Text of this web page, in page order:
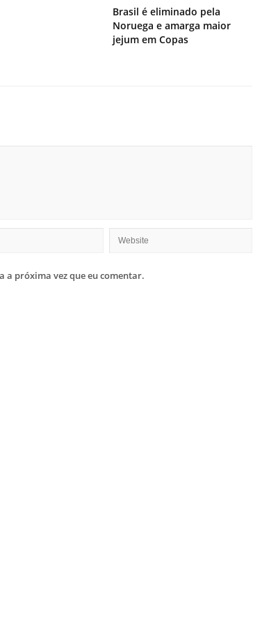
Brasil é eliminado pela
Noruega e amarga maior
jejum em Copas
a próxima vez que eu comentar.